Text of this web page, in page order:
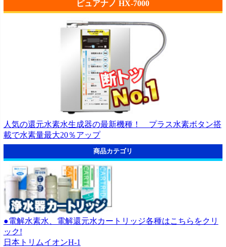
ピュアナノ HX-7000
人気の還元水素水生成器の最新機種！ プラス水素ボタン搭
載で水素量最大20％アップ
商品カテゴリ
●電解水素水、電解還元水カートリッジ各種はこちらをクリ
ック!
日本トリムイオンH-1